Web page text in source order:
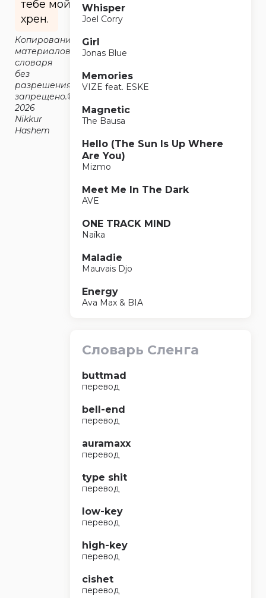
тебе мой
хрен.
Копирование
материалов
словаря
без
разрешения
запрещено.©2014-
2026
Nikkur
Hashem
Whisper
Joel Corry
Girl
Jonas Blue
Memories
VIZE feat. ESKE
Magnetic
The Bausa
Hello (The Sun Is Up Where
Are You)
Mizmo
Meet Me In The Dark
AVE
ONE TRACK MIND
Naïka
Maladie
Mauvais Djo
Energy
Ava Max & BIA
Словарь Сленга
buttmad
перевод
bell-end
перевод
auramaxx
перевод
type shit
перевод
low-key
перевод
high-key
перевод
cishet
перевод